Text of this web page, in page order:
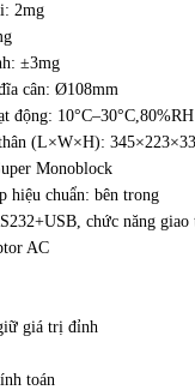
2mg
±3mg
cân: Ø108mm
động: 10°C–30°C,80%RH
(L×W×H):
Monoblock
hiệu chuẩn: bên trong
chức năng
AC
giá trị đỉnh
toán